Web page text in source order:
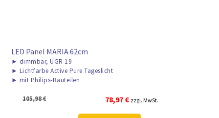
LED Panel MARIA 62cm
► dimmbar, UGR 19
► Lichtfarbe Active Pure Tageslicht
► mit Philips-Bauteilen
105,98€
Ursprünglicher
78,97 €Aktueller
zzgl. MwSt.